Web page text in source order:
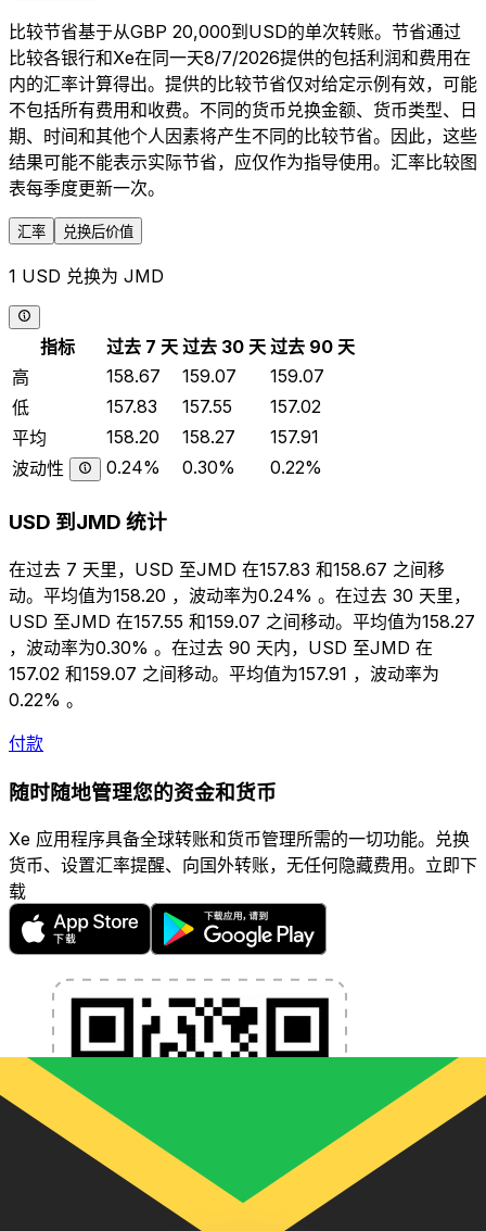
比较节省基于从GBP 20,000到USD的单次转账。节省通过
比较各银行和Xe在同一天8/7/2026提供的包括利润和费用在
内的汇率计算得出。提供的比较节省仅对给定示例有效，可能
不包括所有费用和收费。不同的货币兑换金额、货币类型、日
期、时间和其他个人因素将产生不同的比较节省。因此，这些
结果可能不能表示实际节省，应仅作为指导使用。汇率比较图
表每季度更新一次。
汇率 兑换后价值
1 USD 兑换为 JMD
指标 过去 7 天 过去 30 天 过去 90 天
高
158.67 159.07
159.07
低
157.83 157.55
157.02
平均
158.20 158.27
157.91
波动性
0.24% 0.30% 0.22%
USD 到JMD 统计
在过去 7 天里，USD 至JMD 在157.83 和158.67 之间移
动。平均值为158.20 ，波动率为0.24% 。在过去 30 天里，
USD 至JMD 在157.55 和159.07 之间移动。平均值为158.27
，波动率为0.30% 。在过去 90 天内，USD 至JMD 在
157.02 和159.07 之间移动。平均值为157.91 ，波动率为
0.22% 。
付款
随时随地管理您的资金和货币
Xe 应用程序具备全球转账和货币管理所需的一切功能。兑换
货币、设置汇率提醒、向国外转账，无任何隐藏费用。立即下
载